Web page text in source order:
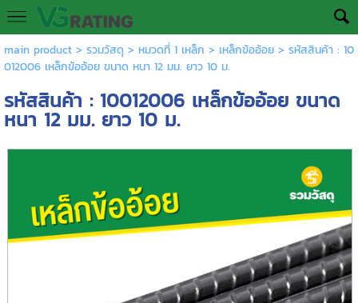
main product> รวมวัสดุ > หมวดที่ 1 เหล็ก > เหล็กข้ออ้อย> รหัสสินค้า : 10
012006 เหล็กข้ออ้อย ขนาด หนา 12 มม. ยาว 10 ม.
รหัสสินค้า : 10012006 เหล็กข้ออ้อย ขนาด
หนา 12 มม. ยาว 10 ม.